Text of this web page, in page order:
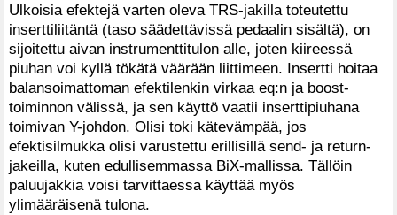
Ulkoisia efektejä varten oleva TRS-jakilla toteutettu
inserttiliitäntä (taso säädettävissä pedaalin sisältä), on
sijoitettu aivan instrumenttitulon alle, joten kiireessä
piuhan voi kyllä tökätä väärään liittimeen. Insertti hoitaa
balansoimattoman efektilenkin virkaa eq:n ja boost-
toiminnon välissä, ja sen käyttö vaatii inserttipiuhana
toimivan Y-johdon. Olisi toki kätevämpää, jos
efektisilmukka olisi varustettu erillisillä send- ja return-
jakeilla, kuten edullisemmassa BiX-mallissa. Tällöin
paluujakkia voisi tarvittaessa käyttää myös
ylimääräisenä tulona.